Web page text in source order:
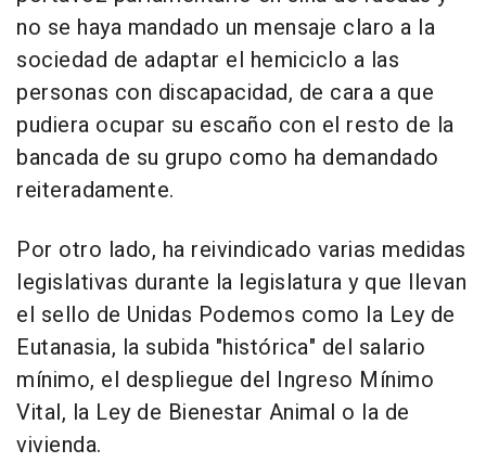
no se haya mandado un mensaje claro a la
sociedad de adaptar el hemiciclo a las
personas con discapacidad, de cara a que
pudiera ocupar su escaño con el resto de la
bancada de su grupo como ha demandado
reiteradamente.
Por otro lado, ha reivindicado varias medidas
legislativas durante la legislatura y que llevan
el sello de Unidas Podemos como la Ley de
Eutanasia, la subida "histórica" del salario
mínimo, el despliegue del Ingreso Mínimo
Vital, la Ley de Bienestar Animal o la de
vivienda.